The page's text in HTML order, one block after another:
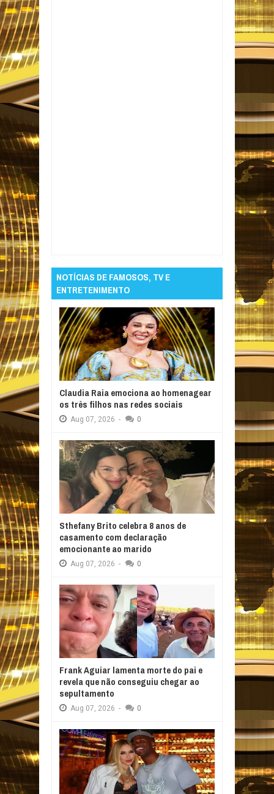
NOTÍCIAS DE FAMOSOS, TV E
ENTRETENIMENTO
Claudia Raia emociona ao homenagear
os três filhos nas redes sociais
Aug 07, 2026 - 0
Sthefany Brito celebra 8 anos de
casamento com declaração
emocionante ao marido
Aug 07, 2026 - 0
Frank Aguiar lamenta morte do pai e
revela que não conseguiu chegar ao
sepultamento
Aug 07, 2026 - 0